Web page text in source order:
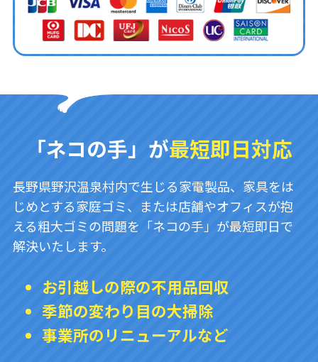
「ネコの手」が最短即日対応
長野県野沢温泉村内で生じる家電製品、家具をは
じめとする家庭ゴミ、または店舗やオフィスが抱
える粗大ゴミの問題を「ネコの手」が最短即日で
解決いたします。
お引越しの際の不用品回収
季節の変わり目の大掃除
事業所のリニューアルなど